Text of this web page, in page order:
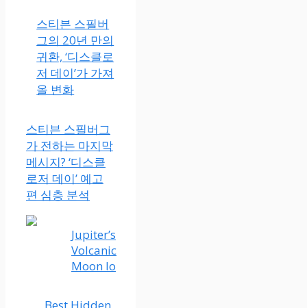
스티븐 스필버
그의 20년 만의
귀환, ‘디스클로
저 데이’가 가져
올 변화
스티븐 스필버그
가 전하는 마지막
메시지? ‘디스클
로저 데이’ 예고
편 심층 분석
Jupiter’s
Volcanic
Moon Io